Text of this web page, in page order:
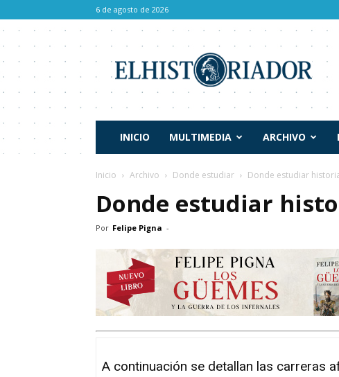
6 de agosto de 2026
Historiador
INICIO MULTIMEDIA ARCHIVO
Inicio Archivo Donde estudiar Donde estudiar
Donde estudiar
Por Felipe Pigna -
A continuación se detallan las carreras